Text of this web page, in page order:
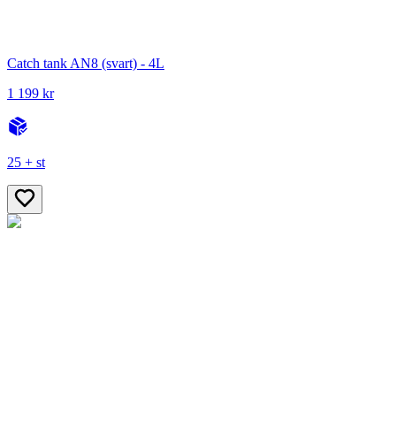
Catch tank AN8 (svart) - 4L
1 199 kr
25 + st